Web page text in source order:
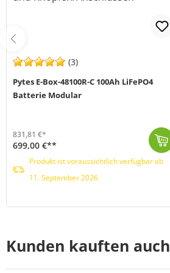
(3)
Pytes E-Box-48100R-C 100Ah LiFePO4
Batterie Modular
831,81 €*
699,00 €**
Produkt ist voraussichtlich verfügbar ab
11. September 2026
Kunden kauften auch